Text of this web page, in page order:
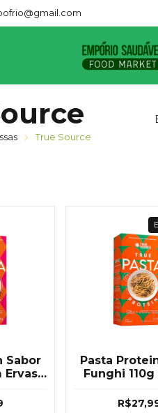
True Source
Sabor
Ervas
Pasta
Funghi